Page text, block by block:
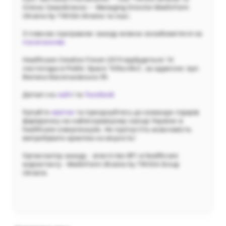
Олена Самойленко – Managing Director MedInform
Ukraine by TWIGA Ukraine та інші.
З повною програмою заходу можна ознайомитися за
посиланням
Healthcare Creative Forum 2019 відбудеться 14
листопада в Public Space "Klitschko", за адресою: вул.
Велика Васильківська 55.
Деталі на сайт Facebook
Купуйте квитки
та приєднуйтесь до команди лідерів
фармринку на найяскравішому заході України в
healthcare комунікаціях. Не пропустіть можливість
випробувати креатив на міцність!
Організатор заходу - агентство №1 в healthcare
маркетингу - Medinform Ukraine by TWIGA Group